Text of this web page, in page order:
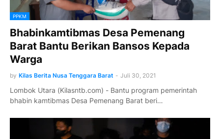
PPKM
Bhabinkamtibmas Desa Pemenang
Barat Bantu Berikan Bansos Kepada
Warga
by Kilas Berita Nusa Tenggara Barat - Juli 30, 2021
Lombok Utara (Kilasntb.com) - Bantu program pemerintah
bhabin kamtibmas Desa Pemenang Barat beri…